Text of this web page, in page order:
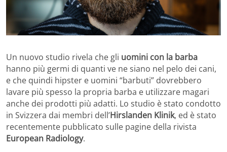
Un nuovo studio rivela che gli uomini con la barba
hanno più germi di quanti ve ne siano nel pelo dei cani,
e che quindi hipster e uomini “barbuti” dovrebbero
lavare più spesso la propria barba e utilizzare magari
anche dei prodotti più adatti. Lo studio è stato condotto
in Svizzera dai membri dell’Hirslanden Klinik, ed è stato
recentemente pubblicato sulle pagine della rivista
European Radiology.